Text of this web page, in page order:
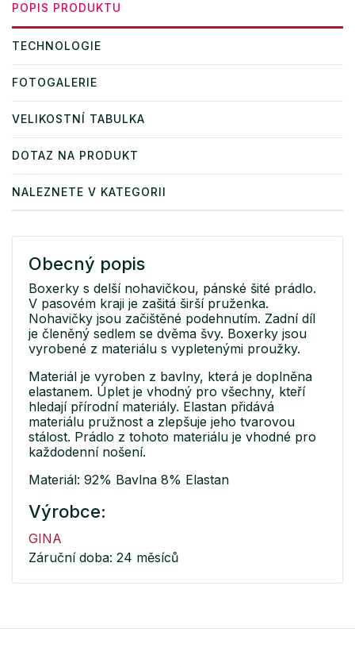
POPIS PRODUKTU
TECHNOLOGIE
FOTOGALERIE
VELIKOSTNÍ TABULKA
DOTAZ NA PRODUKT
NALEZNETE V KATEGORII
Obecný popis
Boxerky s delší nohavičkou, pánské šité prádlo.
V pasovém kraji je zašitá širší pruženka.
Nohavičky jsou začištěné podehnutím. Zadní díl
je členěný sedlem se dvěma švy. Boxerky jsou
vyrobené z materiálu s vypletenými proužky.
Materiál je vyroben z bavlny, která je doplněna
elastanem. Úplet je vhodný pro všechny, kteří
hledají přírodní materiály. Elastan přidává
materiálu pružnost a zlepšuje jeho tvarovou
stálost. Prádlo z tohoto materiálu je vhodné pro
každodenní nošení.
Materiál: 92% Bavlna 8% Elastan
Výrobce:
GINA
Záruční doba: 24 měsíců